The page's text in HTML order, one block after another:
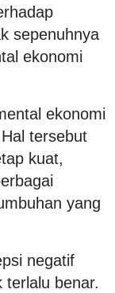
sepenuhnya
ekonomi
ekonomi
tersebut
kuat,
yang
negatif
terlalu benar.